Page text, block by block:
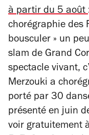
à partir du 5 août
chorégraphie des
bousculer » un
slam de Grand
spectacle vivant,
Merzouki a
porté par 30
présenté en juin
voir gratuitement